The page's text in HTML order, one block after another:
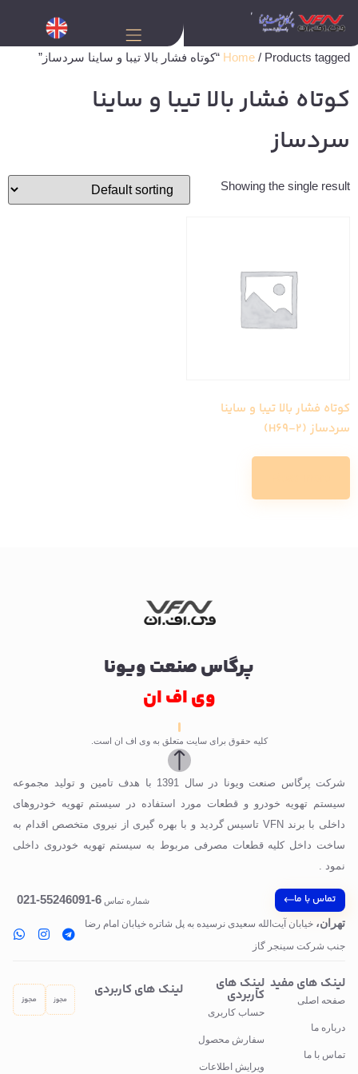
Home / Products tagged “کوتاه فشار بالا تیبا و ساینا سردساز”
کوتاه فشار بالا تیبا و ساینا
سردساز
Showing the single result
کوتاه فشار بالا تیبا و ساینا
سردساز (H69-2)
پرگاس صنعت ویونا
وی اف ان
کلیه حقوق برای سایت متعلق به وی اف ان است.
شرکت پرگاس صنعت ویونا در سال 1391 با هدف تامین و تولید مجموعه
سیستم تهویه خودرو و قطعات مورد استفاده در سیستم تهویه خودروهای
داخلی با برند VFN تاسیس گردید و با بهره گیری از نیروی متخصص اقدام به
ساخت داخل کلیه قطعات مصرفی مربوط به سیستم تهویه خودروی داخلی
نمود .
تماس با ما شماره تماس 6-55246091-021
تهران، خیابان آیت‌الله سعیدی نرسیده به پل‌ شاتره خیابان امام رضا
جنب شرکت سینجر گاز
لینک های مفید
صفحه اصلی
درباره ما
تماس با ما
لینک های
کاربردی
حساب کاربری
سفارش محصول
ویرایش اطلاعات
لینک های کاربردی